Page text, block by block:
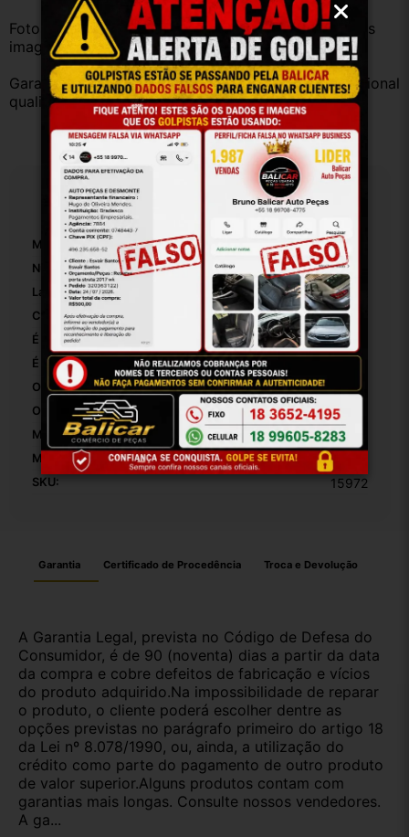
Fotos reais do produto. Peça exatamente igual à das
imagens.
Garantia válida somente com instalação por profissional
qualificado.
Especificações
Marca: TOYOTA
Número De Peça: 5596202170
Largura:
Comprimento:
É Ajustável: False
É Bloqueável: False
Origem: Brasil
OEM:
MPN:
Modelo: Corolla
SKU: 15972
Garantia Certificado de Procedência Troca e Devolução
A Garantia Legal, prevista no Código de Defesa do
Consumidor, é de 90 (noventa) dias a partir da data
da compra e cobre defeitos de fabricação e vícios
do produto adquirido.Na impossibilidade de reparar
o produto, o cliente poderá escolher dentre as
opções previstas no parágrafo primeiro do artigo 18
da Lei nº 8.078/1990, ou, ainda, a utilização do
crédito como parte do pagamento de outro produto
de valor superior.Alguns produtos contam com
garantias mais longas. Consulte nossos vendedores.
A ga...